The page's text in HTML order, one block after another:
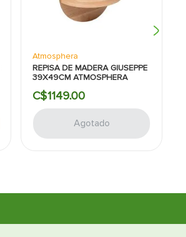
Atmosphera
REPISA DE MADERA GIUSEPPE
39X49CM ATMOSPHERA
C$1149.00
Agotado